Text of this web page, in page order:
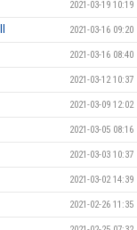
2021-03-19 10:19
2021-03-16 09:20
2021-03-16 08:40
2021-03-12 10:37
2021-03-09 12:02
2021-03-05 08:16
2021-03-03 10:37
2021-03-02 14:39
2021-02-26 11:35